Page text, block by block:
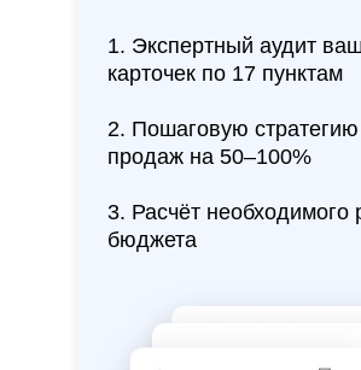
1. Экспертный аудит
карточек по 17 пунктам
2. Пошаговую стратегию
продаж на 50–100%
3. Расчёт необходимого
бюджета